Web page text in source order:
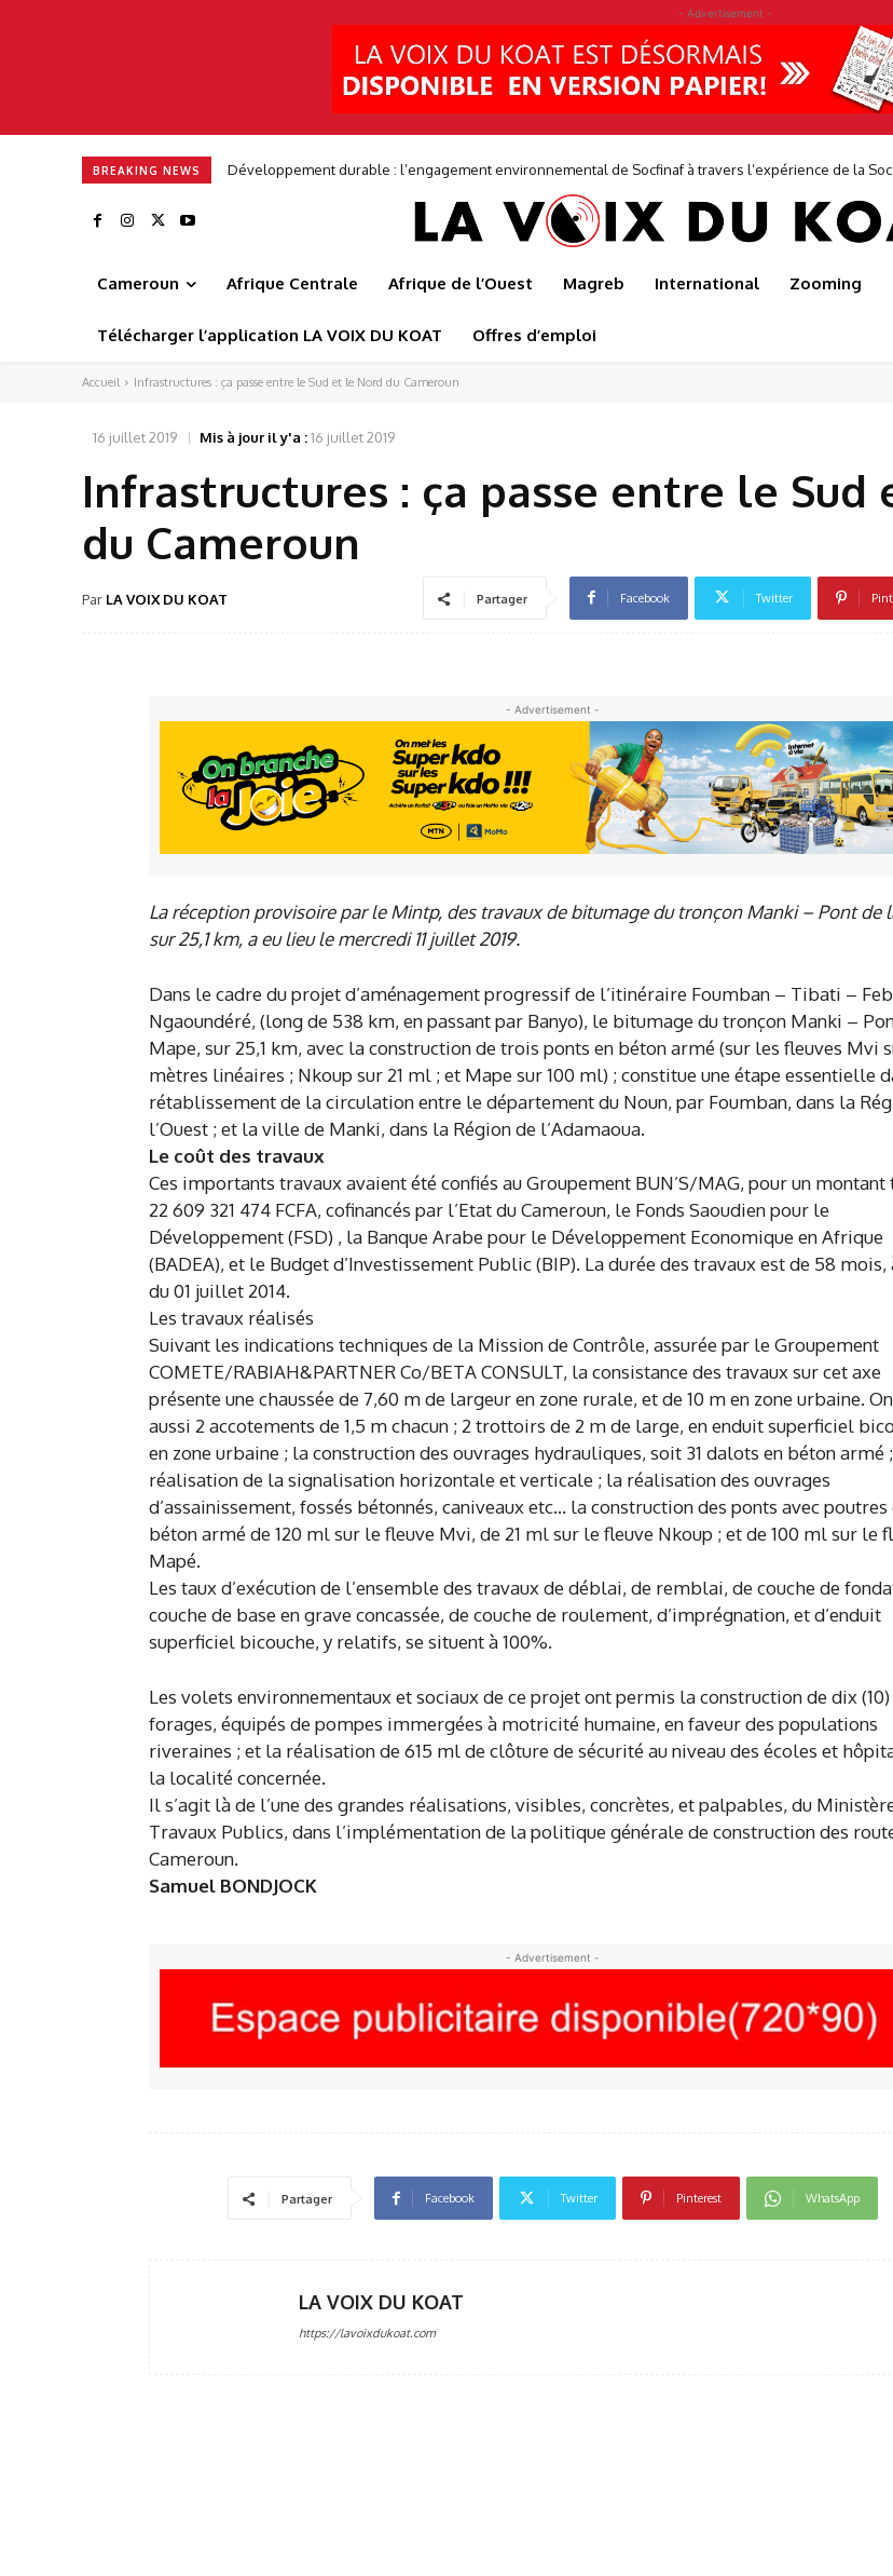
- Advertisement -
BREAKING NEWS
Frédéric Augé : « Nous voulons bâtir une entreprise où les décisions prises au siège sont éclairées
Cameroun Afrique Centrale Afrique de l’Ouest Magreb International Zooming
Télécharger l’application LA VOIX DU KOAT Offres d’emploi
Accueil Infrastructures : ça passe entre le Sud et le Nord du Cameroun
16 juillet 2019 Mis à jour il y'a :16 juillet 2019
Infrastructures : ça passe entre le Sud
du Cameroun
Par LA VOIX DU KOAT Partager Facebook Twitter
- Advertisement -
La réception provisoire par le Mintp, des travaux de bitumage du tronçon Manki – Pont de
sur 25,1 km, a eu lieu le mercredi 11 juillet 2019.
Dans le cadre du projet d’aménagement progressif de l’itinéraire Foumban – Tibati –
Ngaoundéré, (long de 538 km, en passant par Banyo), le bitumage du tronçon Manki –
Mape, sur 25,1 km, avec la construction de trois ponts en béton armé (sur les fleuves Mvi
mètres linéaires ; Nkoup sur 21 ml ; et Mape sur 100 ml) ; constitue une étape essentielle
rétablissement de la circulation entre le département du Noun, par Foumban, dans la
l’Ouest ; et la ville de Manki, dans la Région de l’Adamaoua.
Le coût des travaux
Ces importants travaux avaient été confiés au Groupement BUN’S/MAG, pour un
22 609 321 474 FCFA, cofinancés par l’Etat du Cameroun, le Fonds Saoudien pour le
Développement (FSD) , la Banque Arabe pour le Développement Economique en Afrique
(BADEA), et le Budget d’Investissement Public (BIP). La durée des travaux est de 58
du 01 juillet 2014.
Les travaux réalisés
Suivant les indications techniques de la Mission de Contrôle, assurée par le Groupement
COMETE/RABIAH&PARTNER Co/BETA CONSULT, la consistance des travaux sur cet axe
présente une chaussée de 7,60 m de largeur en zone rurale, et de 10 m en zone urbaine.
aussi 2 accotements de 1,5 m chacun ; 2 trottoirs de 2 m de large, en enduit superficiel
en zone urbaine ; la construction des ouvrages hydrauliques, soit 31 dalots en béton armé
réalisation de la signalisation horizontale et verticale ; la réalisation des ouvrages
d’assainissement, fossés bétonnés, caniveaux etc… la construction des ponts avec poutres
béton armé de 120 ml sur le fleuve Mvi, de 21 ml sur le fleuve Nkoup ; et de 100 ml sur le
Mapé.
Les taux d’exécution de l’ensemble des travaux de déblai, de remblai, de couche de
couche de base en grave concassée, de couche de roulement, d’imprégnation, et d’enduit
superficiel bicouche, y relatifs, se situent à 100%.
Les volets environnementaux et sociaux de ce projet ont permis la construction de dix (10)
forages, équipés de pompes immergées à motricité humaine, en faveur des populations
riveraines ; et la réalisation de 615 ml de clôture de sécurité au niveau des écoles et
la localité concernée.
Il s’agit là de l’une des grandes réalisations, visibles, concrètes, et palpables, du
Travaux Publics, dans l’implémentation de la politique générale de construction des
Cameroun.
Samuel BONDJOCK
- Advertisement -
Partager Facebook Twitter Pinterest WhatsApp
LA VOIX DU KOAT
https://lavoixdukoat.com